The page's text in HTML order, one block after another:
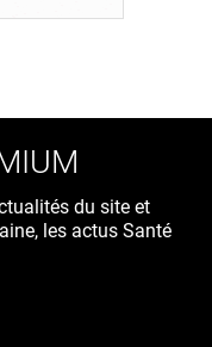
du site et
les actus Santé